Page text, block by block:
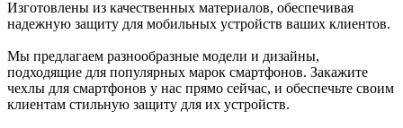
Изготовлены из качественных материалов, обеспечивая
надежную защиту для мобильных устройств ваших клиентов.
Мы предлагаем разнообразные модели и дизайны,
подходящие для популярных марок смартфонов. Закажите
чехлы для смартфонов у нас прямо сейчас, и обеспечьте своим
клиентам стильную защиту для их устройств.